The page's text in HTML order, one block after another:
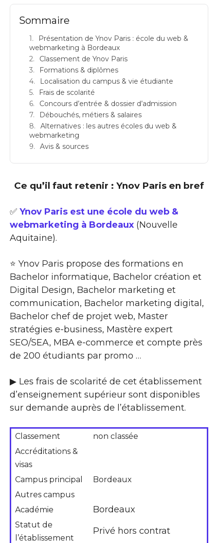
Sommaire
Présentation de Ynov Paris : école du web &
webmarketing à Bordeaux
Classement de Ynov Paris
Formations & diplômes
Localisation du campus & vie étudiante
Frais de scolarité
Concours d’entrée & dossier d’admission
Débouchés, métiers & salaires
Alternatives : les autres écoles du web &
webmarketing
Avis & sources
Ce qu’il faut retenir : Ynov Paris en bref
✅ Ynov Paris est une école du web &
webmarketing à Bordeaux (Nouvelle
Aquitaine).
⭐ Ynov Paris propose des formations en
Bachelor informatique, Bachelor création et
Digital Design, Bachelor marketing et
communication, Bachelor marketing digital,
Bachelor chef de projet web, Master
stratégies e-business, Mastère expert
SEO/SEA, MBA e-commerce et compte près
de 200 étudiants par promo …
▶ Les frais de scolarité de cet établissement
d’enseignement supérieur sont disponibles
sur demande auprès de l’établissement.
Classement
non classée
Accréditations &
visas
Campus principal
Bordeaux
Autres campus
Académie
Bordeaux
Statut de
l’établissement
Privé hors contrat